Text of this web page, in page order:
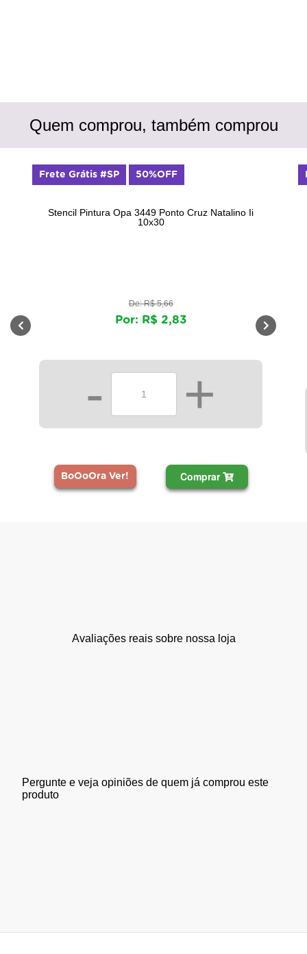
Quem comprou, também comprou
Stencil Pintura Opa 3449 Ponto Cruz Natalino Ii
10x30
De: R$ 5,66
Por: R$ 2,83
- +
BoOoOra Ver! Comprar
Frete Grátis #SP 50%OFF
Avaliações reais sobre nossa loja
Pergunte e veja opiniões de quem já comprou este
produto